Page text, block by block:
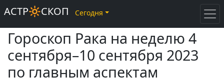
Гороскоп Рака на неделю 4
сентября–10 сентября 2023
по главным аспектам
АСТР🔆СКОП Сегодня